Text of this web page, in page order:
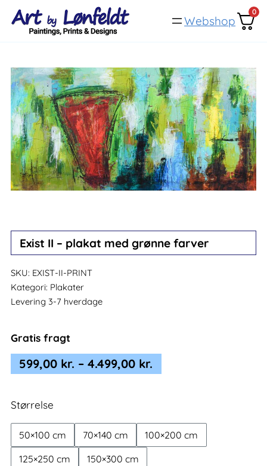
Spring
indhold
Webshop
0
Exist II – plakat med grønne farver
SKU: EXIST-II-PRINT
Kategori: Plakater
Levering 3-7 hverdage
Gratis fragt
599,00 kr. – 4.499,00 kr.
599,00 kr.
Størrelse
50×100 cm 70×140 cm
100×200 cm
125×250 cm
150×300 cm